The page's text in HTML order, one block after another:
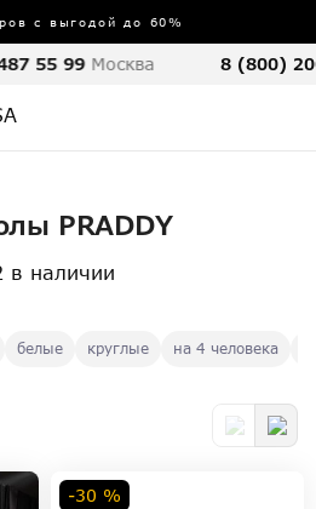
с выгодой до 60%
55 99 Москва 8 (800)
PRADDY
в наличии
белые круглые на 4 человека
-30 %